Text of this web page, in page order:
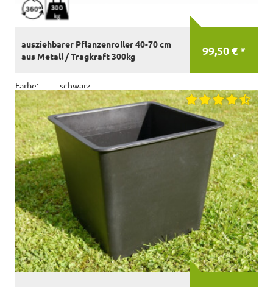
99,50 € *
ausziehbarer Pflanzenroller 40-70 cm
aus Metall / Tragkraft 300kg
Farbe: schwarz